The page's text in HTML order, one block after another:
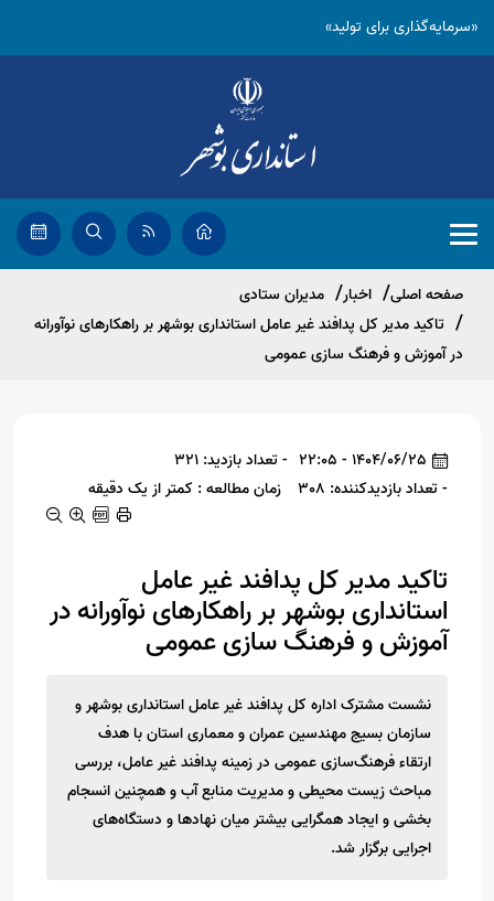
«سرمایه‌گذاری برای تولید»
صفحه اصلی اخبار
مدیران ستادی
تاکید مدیر کل پدافند غیر عامل استانداری بوشهر بر راهکارهای نوآورانه
در آموزش و فرهنگ سازی عمومی
1404/06/25 - 22:05
- تعداد بازدید: 321
- تعداد بازدیدکننده: 308
زمان مطالعه : کمتر از یک دقیقه
تاکید مدیر کل پدافند غیر عامل
استانداری بوشهر بر راهکارهای نوآورانه در
آموزش و فرهنگ سازی عمومی
نشست مشترک اداره کل پدافند غیر عامل استانداری بوشهر و
سازمان بسیج مهندسین عمران و معماری استان با هدف
ارتقاء فرهنگ‌سازی عمومی در زمینه پدافند غیر عامل، بررسی
مباحث زیست محیطی و مدیریت منابع آب و همچنین انسجام
بخشی و ایجاد همگرایی بیشتر میان نهادها و دستگاه‌های
اجرایی برگزار شد.